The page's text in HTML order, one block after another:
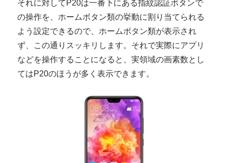
それに対してP20は一番下にある指紋認証ボタンで
の操作を、ホームボタン類の挙動に割り当てられる
よう設定できるので、ホームボタン類が表示され
ず、この通りスッキリします。それで実際にアプリ
などを操作することになると、実領域の画素数とし
てはP20のほうが多く表示できます。